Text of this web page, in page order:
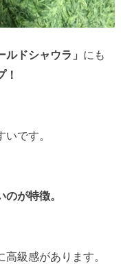
ルドシャウラ」 にも
！
です。
が特徴。
級感があります。